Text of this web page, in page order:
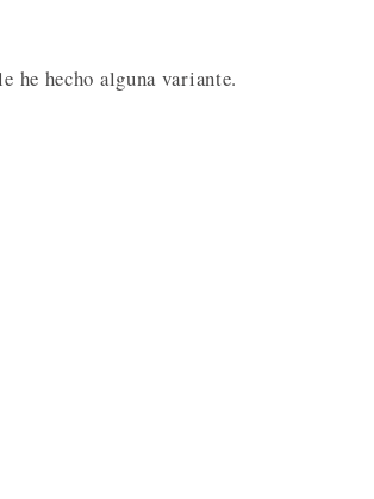
he hecho alguna variante.